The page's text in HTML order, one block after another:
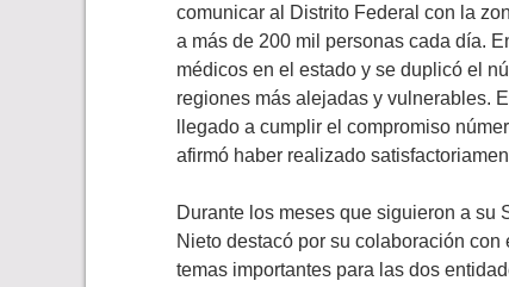
comunicar al Distrito Federal con la
a más de 200 mil personas cada día.
médicos en el estado y se duplicó el
regiones más alejadas y vulnerables.
llegado a cumplir el compromiso
afirmó haber realizado
Durante los meses que siguieron a su
Nieto destacó por su colaboración
temas importantes para las dos